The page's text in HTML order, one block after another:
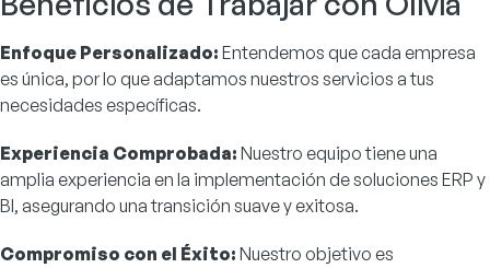
Enfoque Personalizado: Entendemos que cada empresa
es única, por lo que adaptamos nuestros servicios a tus
necesidades específicas.
Experiencia Comprobada: Nuestro equipo tiene una
amplia experiencia en la implementación de soluciones ERP y
BI, asegurando una transición suave y exitosa.
Compromiso con el Éxito: Nuestro objetivo es